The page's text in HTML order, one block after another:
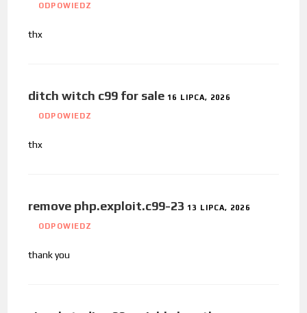
ODPOWIEDZ
thx
ditch witch c99 for sale 16 LIPCA, 2026
ODPOWIEDZ
thx
remove php.exploit.c99-23 13 LIPCA, 2026
ODPOWIEDZ
thank you